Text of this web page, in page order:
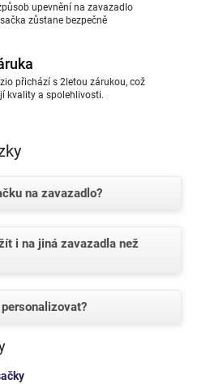
upevnění na zavazadlo
zůstane bezpečně
přichází s 2letou zárukou, což
kvality a spolehlivosti.
na zavazadlo?
i na jiná zavazadla než